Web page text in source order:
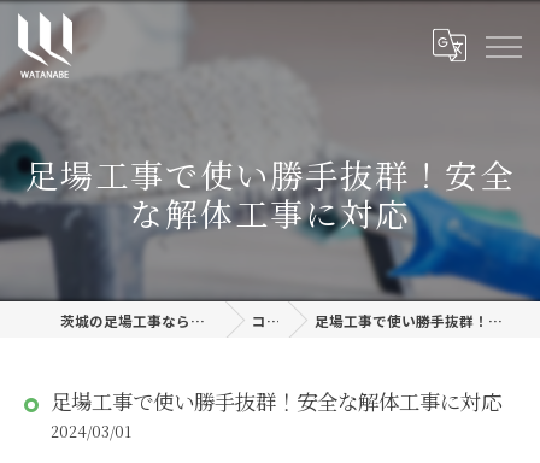
足場工事で使い勝手抜群！安全
な解体工事に対応
茨城の足場工事なら株式会社渡邊建設 コラム 足場工事で使い勝手抜群！安全な解体工事に対応
足場工事で使い勝手抜群！安全な解体工事に対応
2024/03/01